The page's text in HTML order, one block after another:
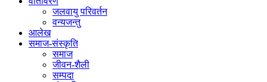
जलवायु परिवर्तन
वन्यजन्तु
आलेख
समाज-संस्कृति
समाज
जीवन-शैली
सम्पदा